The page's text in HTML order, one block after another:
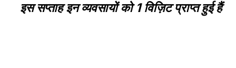
इस सप्ताह इन व्यवसायों को 1 विज़िट प्राप्त हुई हैं